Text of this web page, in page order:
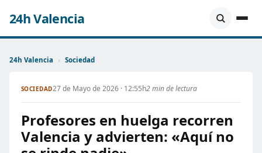
24h Valencia
24h Valencia › Sociedad
SOCIEDAD27 de Mayo de 2026 · 12:55h2 min de lectura
Profesores en huelga recorren
Valencia y advierten: «Aquí no